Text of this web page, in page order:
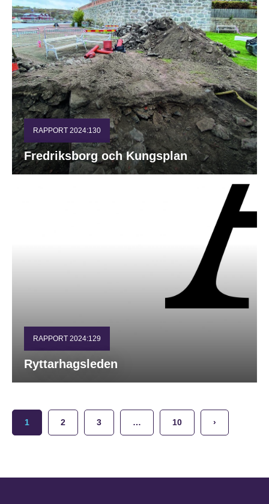
RAPPORT 2024:130
Fredriksborg och Kungsplan
RAPPORT 2024:129
Ryttarhagsleden
1 2 3 … 10 ›